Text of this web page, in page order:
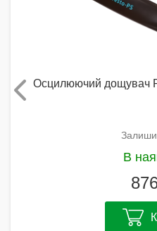
Осцилюючий дощувач
В